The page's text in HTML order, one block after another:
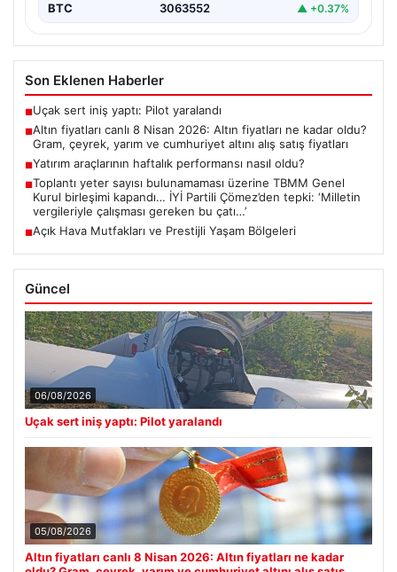
BTC 3063552 ▲ +0.37%
Son Eklenen Haberler
■Uçak sert iniş yaptı: Pilot yaralandı
■Altın fiyatları canlı 8 Nisan 2026: Altın fiyatları ne kadar oldu?
Gram, çeyrek, yarım ve cumhuriyet altını alış satış fiyatları
■Yatırım araçlarının haftalık performansı nasıl oldu?
■Toplantı yeter sayısı bulunamaması üzerine TBMM Genel
Kurul birleşimi kapandı… İYİ Partili Çömez’den tepki: ‘Milletin
vergileriyle çalışması gereken bu çatı…’
■Açık Hava Mutfakları ve Prestijli Yaşam Bölgeleri
Güncel
06/08/2026
Uçak sert iniş yaptı: Pilot yaralandı
05/08/2026
Altın fiyatları canlı 8 Nisan 2026: Altın fiyatları ne kadar